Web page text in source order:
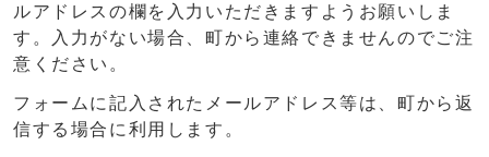
ルアドレスの欄を入力いただきますようお願いしま
す。入力がない場合、町から連絡できませんのでご注
意ください。
フォームに記入されたメールアドレス等は、町から返
信する場合に利用します。